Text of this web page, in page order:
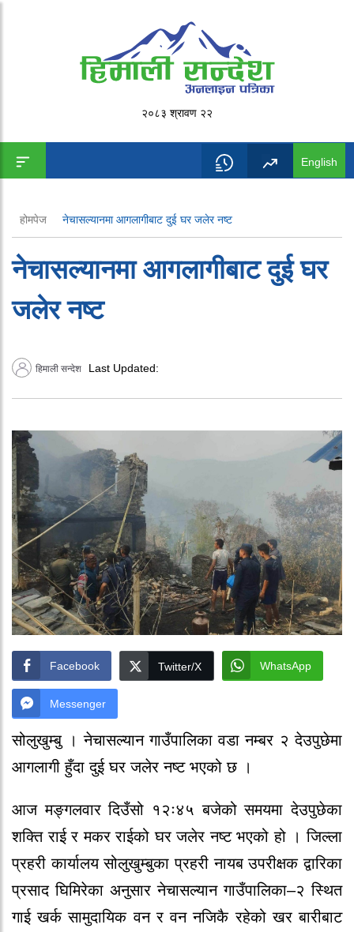
२०८३ श्रावण २२
English
होमपेज नेचासल्यानमा आगलागीबाट दुई घर जलेर नष्ट
नेचासल्यानमा आगलागीबाट दुई घर
जलेर नष्ट
हिमाली सन्देश Last Updated:
Facebook Twitter/X WhatsApp
Messenger
सोलुखुम्बु । नेचासल्यान गाउँपालिका वडा नम्बर २ देउपुछेमा
आगलागी हुँदा दुई घर जलेर नष्ट भएको छ ।
आज मङ्गलवार दिउँसो १२ः४५ बजेको समयमा देउपुछेका
शक्ति राई र मकर राईको घर जलेर नष्ट भएको हो । जिल्ला
प्रहरी कार्यालय सोलुखुम्बुका प्रहरी नायब उपरीक्षक द्वारिका
प्रसाद घिमिरेका अनुसार नेचासल्यान गाउँपालिका–२ स्थित
गाई खर्क सामुदायिक वन र वन नजिकै रहेको खर बारीबाट